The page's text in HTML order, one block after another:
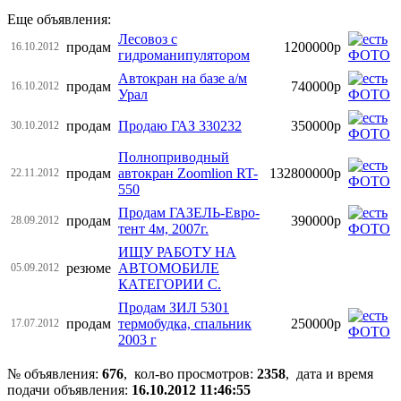
Еще объявления:
16.10.2012 продам
Лесовоз с
гидроманипулятором
1200000р
16.10.2012 продам
Автокран на базе а/м
Урал
740000р
30.10.2012 продам Продаю ГАЗ 330232 350000р
22.11.2012 продам
Полноприводный
автокран Zoomlion RT-
550
132800000р
28.09.2012 продам
Продам ГАЗЕЛЬ-Евро-
тент 4м, 2007г.
390000р
05.09.2012 резюме
ИЩУ РАБОТУ НА
АВТОМОБИЛЕ
КАТЕГОРИИ С.
17.07.2012 продам
Продам ЗИЛ 5301
термобудка, спальник
2003 г
250000р
№ объявления: 676, кол-во просмотров: 2358, дата и время
подачи объявления: 16.10.2012 11:46:55